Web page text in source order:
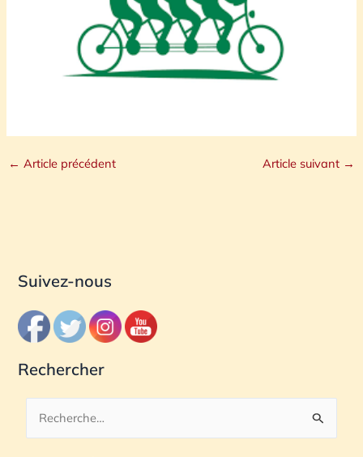
← Article précédent Article suivant →
Suivez-nous
Rechercher